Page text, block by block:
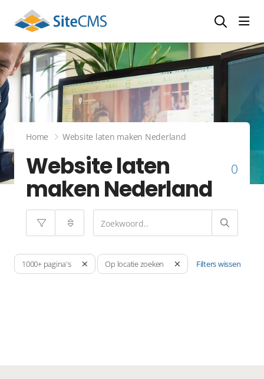
Home Website laten maken Nederland
Website laten
maken Nederland
0
1000+ pagina's Op locatie zoeken Filters wissen